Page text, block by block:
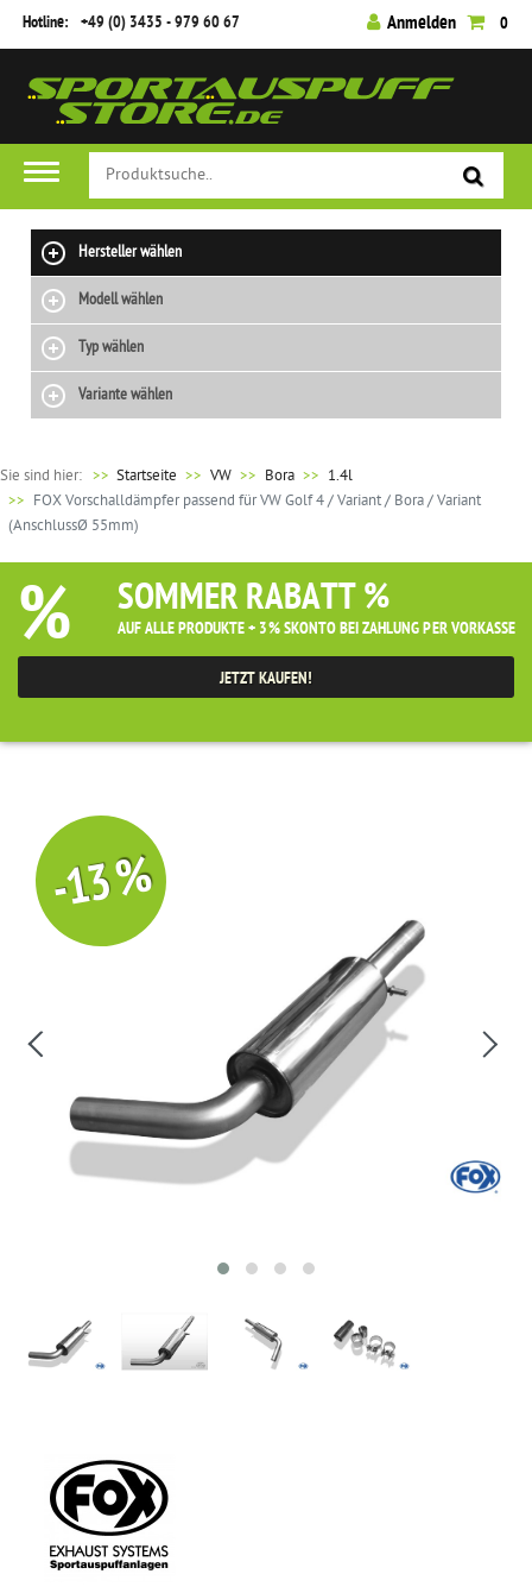
Hotline: +49 (0) 3435 - 979 60 67 Anmelden 0
Hersteller wählen
Modell wählen
Typ wählen
Variante wählen
Sie sind hier: >> Startseite VW Bora
1.4l
FOX Vorschalldämpfer passend für VW Golf 4 / Variant / Bora / Variant
(AnschlussØ 55mm)
% SOMMER RABATT %
AUF ALLE PRODUKTE + 3% SKONTO BEI ZAHLUNG PER VORKASSE
JETZT KAUFEN!
-13 %